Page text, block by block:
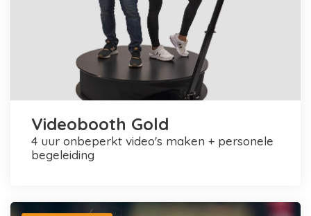
Videobooth Gold
4 uur onbeperkt video's maken + personele
begeleiding